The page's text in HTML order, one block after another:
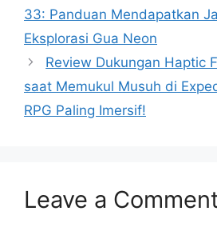
33: Panduan Mendapatkan
Eksplorasi Gua Neon
Review Dukungan Haptic
saat Memukul Musuh di
RPG Paling Imersif!
Leave a Comment